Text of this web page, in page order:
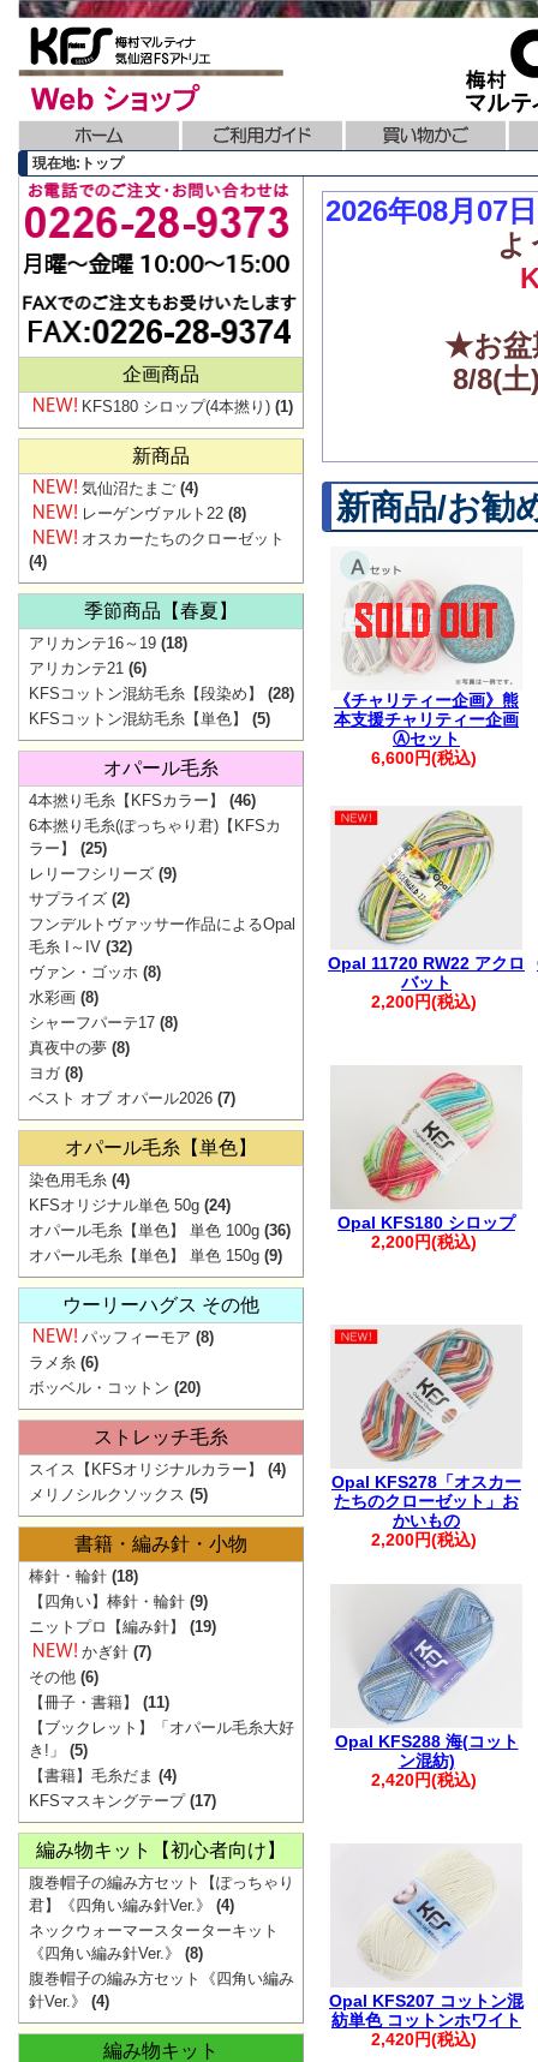
現在地:トップ
2026年08月07
よ
★お盆
8/8(
▼価
地震の影響で
最新の配送
ご注文
。.。:+* ゜
弊社からの
迷惑
ご注文・お問
。.。:+* ゜ ゜
【ご注文に関
・ご登録の際
さい。
・ご注文後は
確認ください。
※購入履歴に
ざいますので
・ご入金後の
・商品の取り
・着日指定は
※1週間を超え
ます。
・複数回に分
文につきまし
います。
新商品/お勧
《チャリティー企画》熊
本支援チャリティー企画
Ⓐセット
6,600円(税込)
Opal 11720 RW22 アクロ
バット
2,200円(税込)
Opal KFS180 シロップ
2,200円(税込)
Opal KFS278「オスカー
たちのクローゼット」お
かいもの
2,200円(税込)
Opal KFS288 海(コット
ン混紡)
2,420円(税込)
Opal KFS207 コットン混
紡単色 コットンホワイト
2,420円(税込)
企画商品
KFS180 シロップ(4本撚り) (1)
新商品
気仙沼たまご (4)
レーゲンヴァルト22 (8)
オスカーたちのクローゼット
(4)
季節商品【春夏】
アリカンテ16～19 (18)
アリカンテ21 (6)
KFSコットン混紡毛糸【段染め】
(28)
KFSコットン混紡毛糸【単色】
(5)
オパール毛糸
4本撚り毛糸【KFSカラー】
(46)
6本撚り毛糸(ぽっちゃり君)【KFSカ
ラー】
(25)
レリーフシリーズ (9)
サプライズ (2)
フンデルトヴァッサー作品によるOpal
毛糸 I～IV (32)
ヴァン・ゴッホ (8)
水彩画 (8)
シャーフパーテ17 (8)
真夜中の夢 (8)
ヨガ(8)
ベスト オブ オパール2026 (7)
オパール毛糸【単色】
染色用毛糸 (4)
KFSオリジナル単色 50g (24)
オパール毛糸【単色】 単色 100g (36)
オパール毛糸【単色】 単色 150g (9)
ウーリーハグス その他
パッフィーモア (8)
ラメ糸 (6)
ボッベル・コットン (20)
ストレッチ毛糸
スイス【KFSオリジナルカラー】
(4)
メリノシルクソックス (5)
書籍・編み針・小物
棒針・輪針 (18)
【四角い】棒針・輪針 (9)
ニットプロ【編み針】
(19)
かぎ針 (7)
その他 (6)
【冊子・書籍】
(11)
【ブックレット】「オパール毛糸大好
き!」
(5)
【書籍】毛糸だま (4)
KFSマスキングテープ(17)
編み物キット【初心者向け】
腹巻帽子の編み方セット【ぽっちゃり
君】《四角い編み針Ver.》
(4)
ネックウォーマースターターキット
《四角い編み針Ver.》
(8)
腹巻帽子の編み方セット《四角い編み
針Ver.》
(4)
編み物キット